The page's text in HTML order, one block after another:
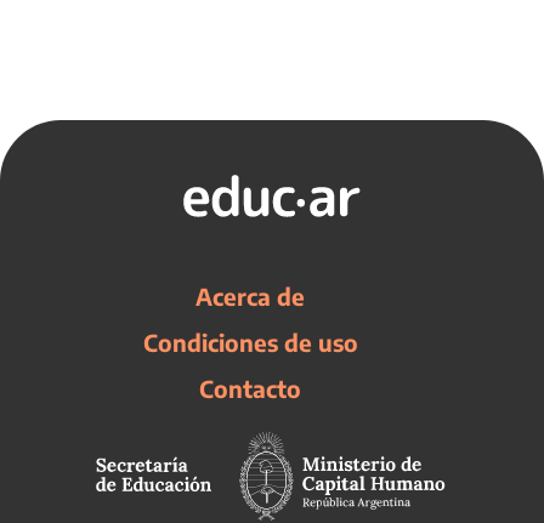
Acerca de
Condiciones de uso
Contacto